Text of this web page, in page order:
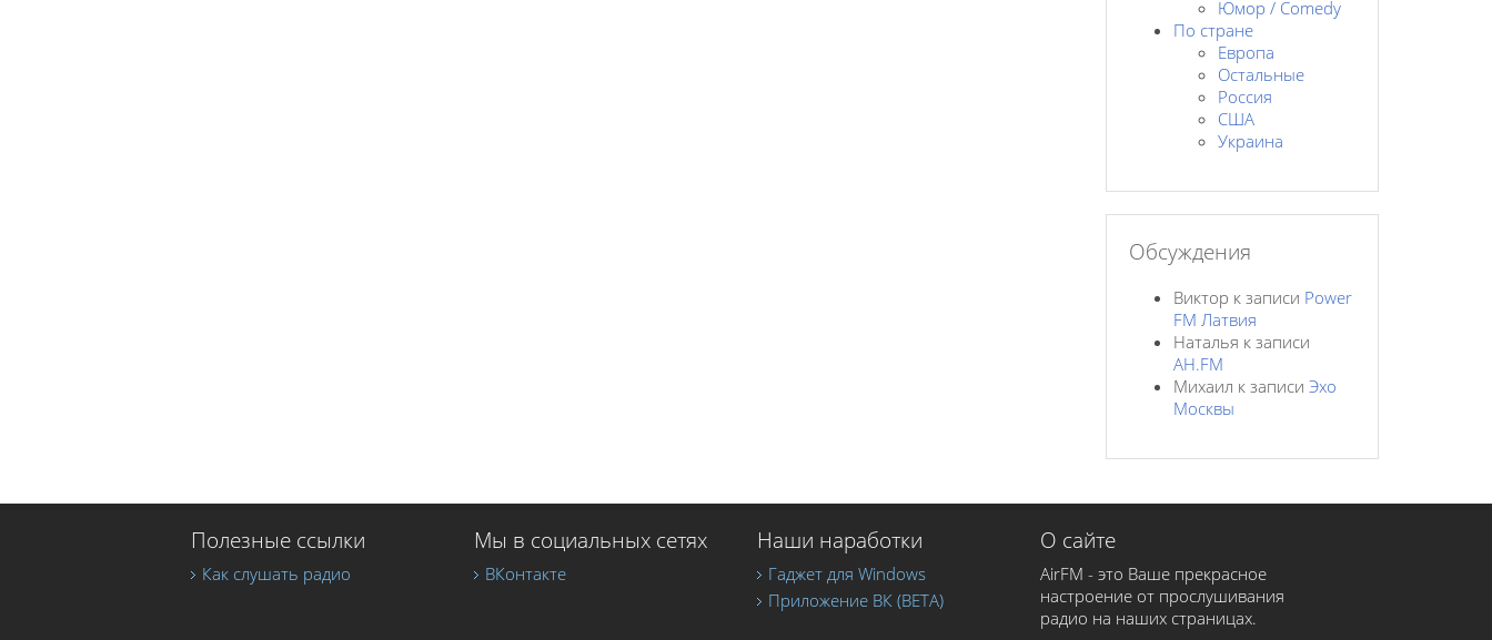
Юмор / Comedy
По стране
Европа
Остальные
Россия
США
Украина
Обсуждения
Виктор к записи Power
FM Латвия
Наталья к записи
AH.FM
Михаил к записи Эхо
Москвы
Полезные ссылки
Как слушать радио
Мы в социальных сетях
ВКонтакте
Наши наработки
Гаджет для Windows
Приложение ВК (BETA)
О сайте
AirFM - это Ваше прекрасное
настроение от прослушивания
радио на наших страницах.